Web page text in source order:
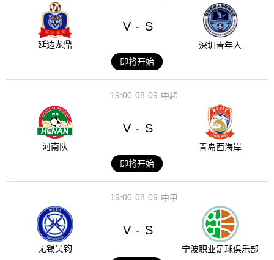
延边龙鼎
V - S
深圳青年人
即将开始
08-09
19:00 中超
河南队
V - S
青岛西海岸
即将开始
08-09
19:00 中甲
无锡吴钩
V - S
宁波职业足球俱乐部